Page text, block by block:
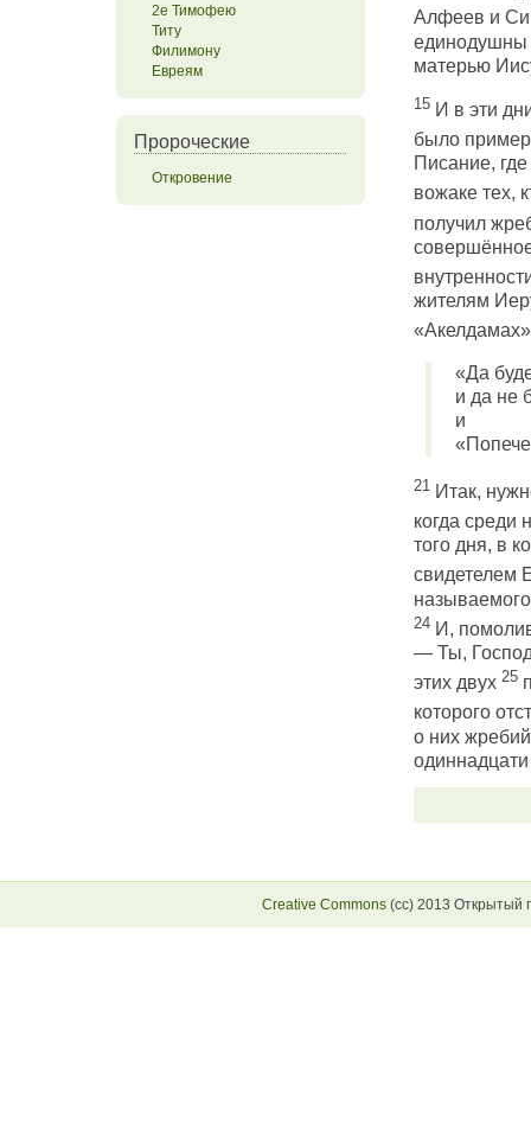
2е Тимофею
Титу
Филимону
Евреям
Пророческие
Откровение
Алфеев и
единодушны
матерью
15И в эти
было
Писание,
вожаке тех,
получил
жителям
«Да
и да не
и
21Итак,
когда среди
того дня, в
свидетелем
24И,
— Ты,
этих двух 25
которого
о них
Creative Commons (сс) 2013 Открытый